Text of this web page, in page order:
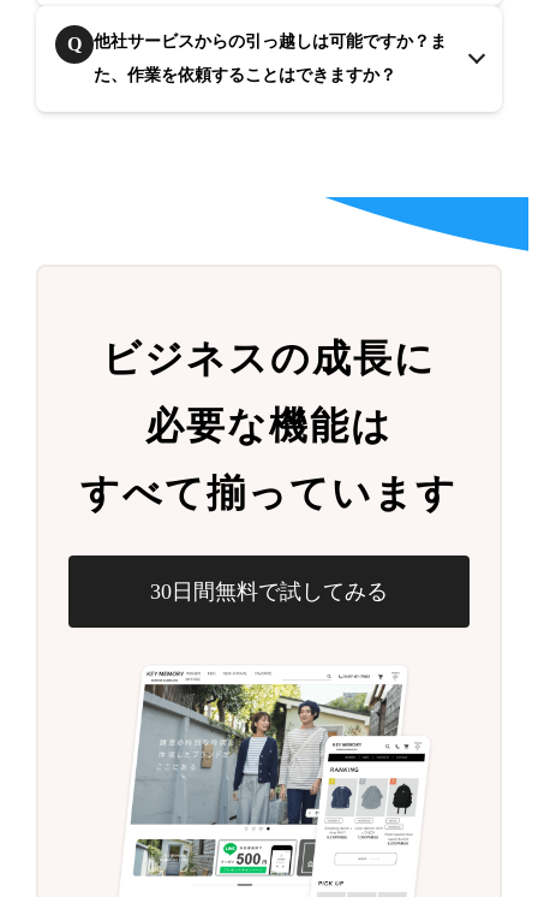
Q
他社サービスからの引っ越しは可能ですか？ま
た、作業を依頼することはできますか？
ビジネスの成長に
必要な機能は
すべて揃っています
30日間無料で試してみる